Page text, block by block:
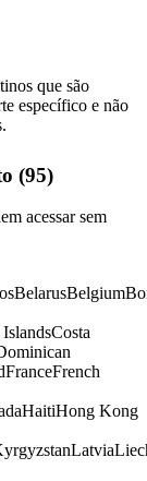
que são
específico e não
(95)
acessar sem
BelarusBelgium
Costa
FranceFrench
HaitiHong Kong
Latvia